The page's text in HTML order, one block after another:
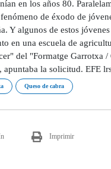
en los años 80.
de éxodo de
Y algunos de estos
en una escuela de
del "Formatge Garrotxa
apuntaba la solicitud. EFE
Queso de cabra
Imprimir